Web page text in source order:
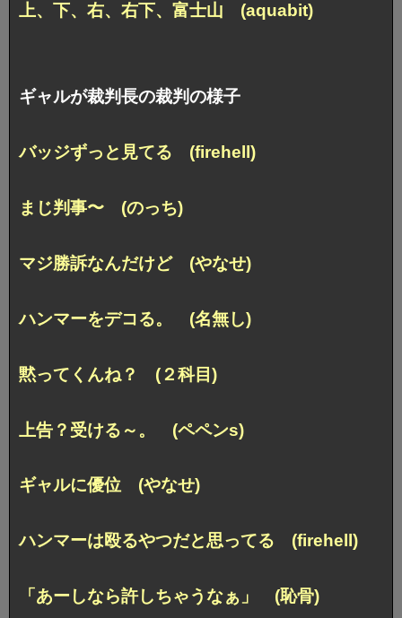
上、下、右、右下、富士山 (aquabit)
ギャルが裁判長の裁判の様子
バッジずっと見てる (firehell)
まじ判事〜 (のっち)
マジ勝訴なんだけど (やなせ)
ハンマーをデコる。 (名無し)
黙ってくんね？ (２科目)
上告？受ける～。 (ペペンs)
ギャルに優位 (やなせ)
ハンマーは殴るやつだと思ってる (firehell)
「あーしなら許しちゃうなぁ」 (恥骨)